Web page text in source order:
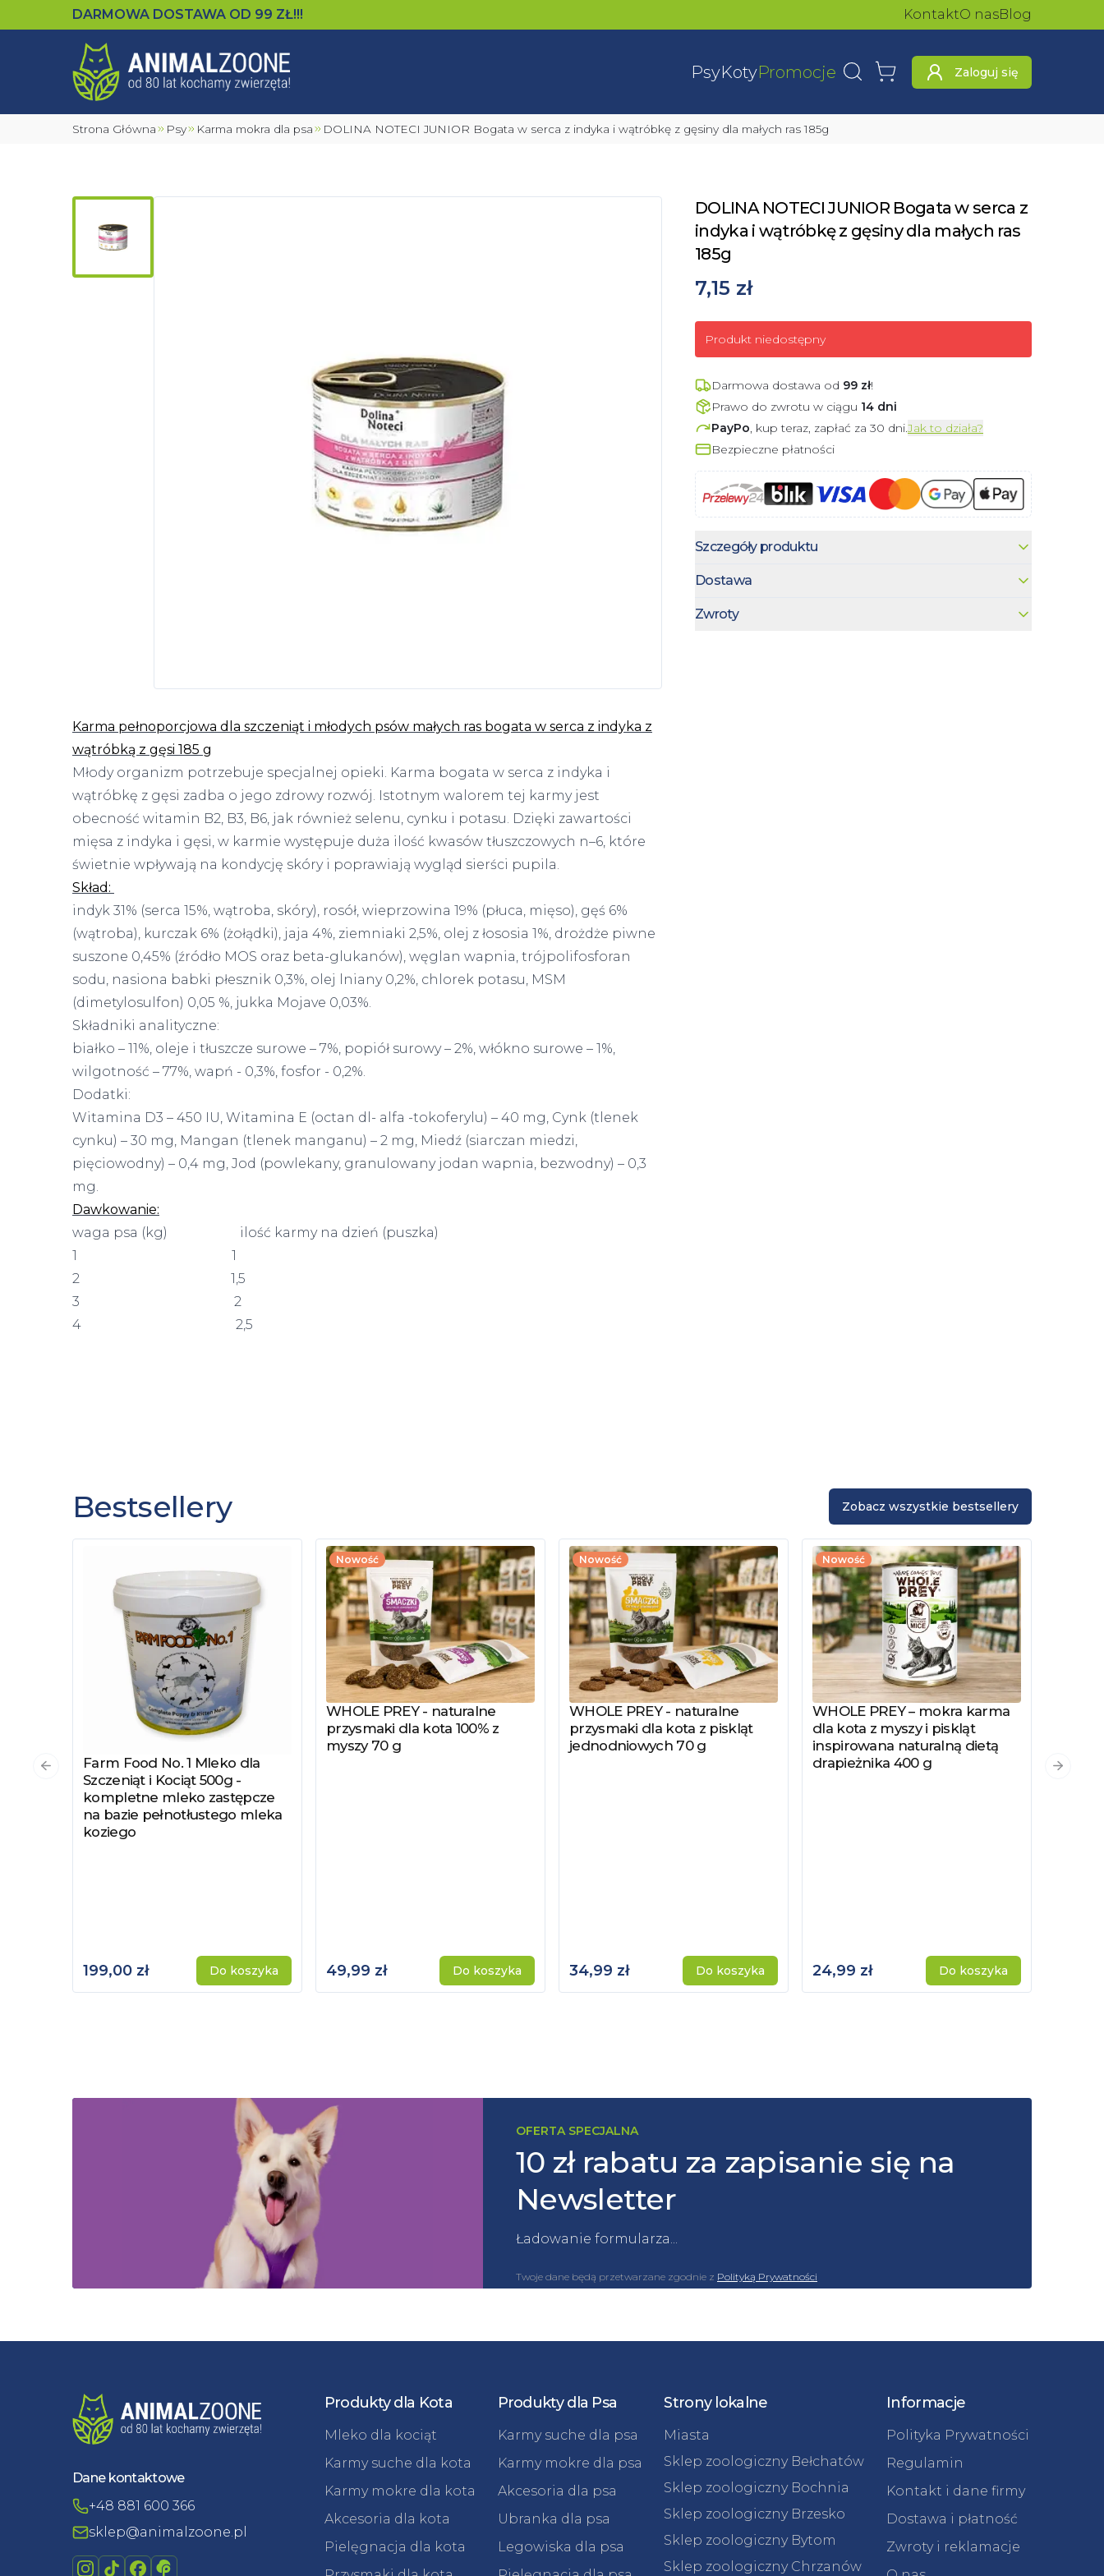
DARMOWA DOSTAWA OD 99 ZŁ!!! KontaktO nasBlog
PsyKotyPromocje WyszukajKoszyk Zaloguj się
Strona Główna Psy Karma mokra dla psa DOLINA NOTECI JUNIOR Bogata w serca z indyka i wątróbkę z gęsiny dla małych ras 185g
DOLINA NOTECI JUNIOR Bogata w serca z
indyka i wątróbkę z gęsiny dla małych ras
185g
7,15 zł
Produkt niedostępny
Darmowa dostawa od 99 zł!
Prawo do zwrotu w ciągu 14 dni
PayPo, kup teraz, zapłać za 30 dni.Jak to działa?
Bezpieczne płatności
Szczegóły produktu
Dostawa
Zwroty
Karma pełnoporcjowa dla szczeniąt i młodych psów małych ras bogata w serca z indyka z
wątróbką z gęsi 185 g
Młody organizm potrzebuje specjalnej opieki. Karma bogata w serca z indyka i
wątróbkę z gęsi zadba o jego zdrowy rozwój. Istotnym walorem tej karmy jest
obecność witamin B2, B3, B6, jak również selenu, cynku i potasu. Dzięki zawartości
mięsa z indyka i gęsi, w karmie występuje duża ilość kwasów tłuszczowych n–6, które
świetnie wpływają na kondycję skóry i poprawiają wygląd sierści pupila.
Skład:
indyk 31% (serca 15%, wątroba, skóry), rosół, wieprzowina 19% (płuca, mięso), gęś 6%
(wątroba), kurczak 6% (żołądki), jaja 4%, ziemniaki 2,5%, olej z łososia 1%, drożdże piwne
suszone 0,45% (źródło MOS oraz beta-glukanów), węglan wapnia, trójpolifosforan
sodu, nasiona babki płesznik 0,3%, olej lniany 0,2%, chlorek potasu, MSM
(dimetylosulfon) 0,05 %, jukka Mojave 0,03%.
Składniki analityczne:
białko – 11%, oleje i tłuszcze surowe – 7%, popiół surowy – 2%, włókno surowe – 1%,
wilgotność – 77%, wapń - 0,3%, fosfor - 0,2%.
Dodatki:
Witamina D3 – 450 IU, Witamina E (octan dl- alfa -tokoferylu) – 40 mg, Cynk (tlenek
cynku) – 30 mg, Mangan (tlenek manganu) – 2 mg, Miedź (siarczan miedzi,
pięciowodny) – 0,4 mg, Jod (powlekany, granulowany jodan wapnia, bezwodny) – 0,3
mg.
Dawkowanie:
waga psa (kg) ilość karmy na dzień (puszka)
1 1
2 1,5
3 2
4 2,5
Bestsellery Zobacz wszystkie bestsellery
Zobacz produkt
Farm Food No. 1 Mleko dla
Szczeniąt i Kociąt 500g -
kompletne mleko zastępcze
na bazie pełnotłustego mleka
koziego
199,00 zł Do koszyka
Nowość
Zobacz produkt
WHOLE PREY - naturalne
przysmaki dla kota 100% z
myszy 70 g
49,99 zł Do koszyka
Nowość
Zobacz produkt
WHOLE PREY - naturalne
przysmaki dla kota z piskląt
jednodniowych 70 g
34,99 zł Do koszyka
Nowość
Zobacz produkt
WHOLE PREY – mokra karma
dla kota z myszy i piskląt
inspirowana naturalną dietą
drapieżnika 400 g
24,99 zł Do koszyka
Poprzedni slajd
OFERTA SPECJALNA
10 zł rabatu za zapisanie się na
Newsletter
Ładowanie formularza...
Twoje dane będą przetwarzane zgodnie z Polityką Prywatności
Dane kontaktowe
+48 881 600 366
sklep@animalzoone.pl
Produkty dla Kota
Mleko dla kociąt
Karmy suche dla kota
Karmy mokre dla kota
Akcesoria dla kota
Pielęgnacja dla kota
Produkty dla Psa
Karmy suche dla psa
Karmy mokre dla psa
Akcesoria dla psa
Ubranka dla psa
Legowiska dla psa
Strony lokalne
Miasta
Sklep zoologiczny Bełchatów
Sklep zoologiczny Bochnia
Sklep zoologiczny Brzesko
Sklep zoologiczny Bytom
Sklep zoologiczny Chrzanów
Informacje
Polityka Prywatności
Regulamin
Kontakt i dane firmy
Dostawa i płatność
Zwroty i reklamacje